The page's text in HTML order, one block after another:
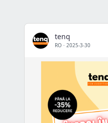
tenq
RO · 2025-3-30